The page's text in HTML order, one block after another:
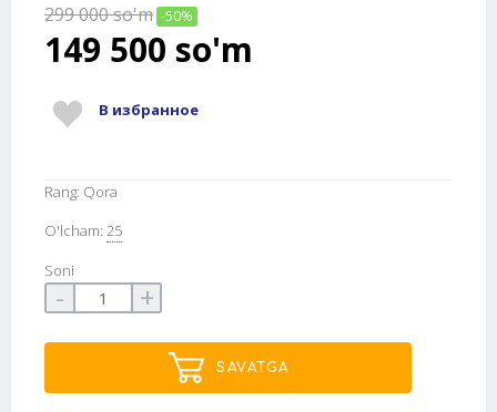
299 000so'm -50%
149 500 so'm
В избранное
Rang: Qora
O'lcham: 25
Soni
- +
SAVATGA